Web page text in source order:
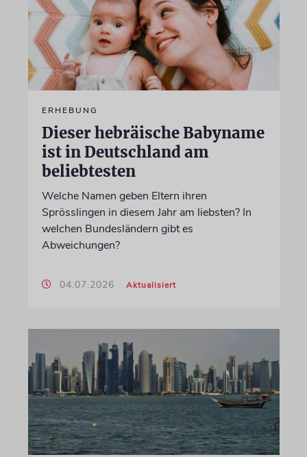
ERHEBUNG
Dieser hebräische Babyname
ist in Deutschland am
beliebtesten
Welche Namen geben Eltern ihren
Sprösslingen in diesem Jahr am liebsten? In
welchen Bundesländern gibt es
Abweichungen?
04.07.2026 Aktualisiert